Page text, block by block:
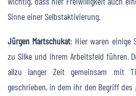
Sinne einer Selbstaktivierung.
Jürgen Martschukat: Hier waren einige
zu Silke und ihrem Arbeitsfeld führen.
allzu langer Zeit gemeinsam mit
geschrieben, in dem ihr den Begriff des